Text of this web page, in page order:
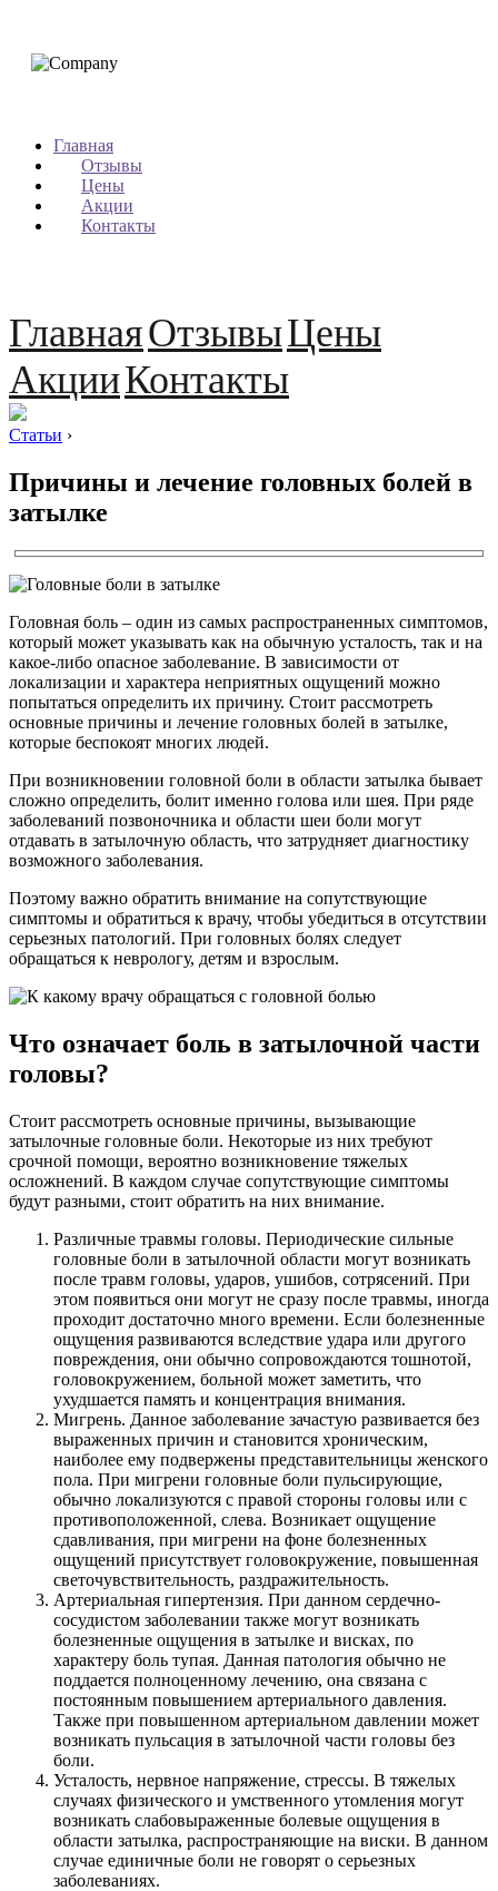
Главная
Отзывы
Цены
Акции
Контакты
ГлавнаяОтзывыЦены
АкцииКонтакты
Статьи ›
Причины и лечение головных болей в
затылке
Головная боль – один из самых распространенных симптомов,
который может указывать как на обычную усталость, так и на
какое-либо опасное заболевание. В зависимости от
локализации и характера неприятных ощущений можно
попытаться определить их причину. Стоит рассмотреть
основные причины и лечение головных болей в затылке,
которые беспокоят многих людей.
При возникновении головной боли в области затылка бывает
сложно определить, болит именно голова или шея. При ряде
заболеваний позвоночника и области шеи боли могут
отдавать в затылочную область, что затрудняет диагностику
возможного заболевания.
Поэтому важно обратить внимание на сопутствующие
симптомы и обратиться к врачу, чтобы убедиться в отсутствии
серьезных патологий. При головных болях следует
обращаться к неврологу, детям и взрослым.
Что означает боль в затылочной части
головы?
Стоит рассмотреть основные причины, вызывающие
затылочные головные боли. Некоторые из них требуют
срочной помощи, вероятно возникновение тяжелых
осложнений. В каждом случае сопутствующие симптомы
будут разными, стоит обратить на них внимание.
Различные травмы головы. Периодические сильные
головные боли в затылочной области могут возникать
после травм головы, ударов, ушибов, сотрясений. При
этом появиться они могут не сразу после травмы, иногда
проходит достаточно много времени. Если болезненные
ощущения развиваются вследствие удара или другого
повреждения, они обычно сопровождаются тошнотой,
головокружением, больной может заметить, что
ухудшается память и концентрация внимания.
Мигрень. Данное заболевание зачастую развивается без
выраженных причин и становится хроническим,
наиболее ему подвержены представительницы женского
пола. При мигрени головные боли пульсирующие,
обычно локализуются с правой стороны головы или с
противоположенной, слева. Возникает ощущение
сдавливания, при мигрени на фоне болезненных
ощущений присутствует головокружение, повышенная
светочувствительность, раздражительность.
Артериальная гипертензия. При данном сердечно-
сосудистом заболевании также могут возникать
болезненные ощущения в затылке и висках, по
характеру боль тупая. Данная патология обычно не
поддается полноценному лечению, она связана с
постоянным повышением артериального давления.
Также при повышенном артериальном давлении может
возникать пульсация в затылочной части головы без
боли.
Усталость, нервное напряжение, стрессы. В тяжелых
случаях физического и умственного утомления могут
возникать слабовыраженные болевые ощущения в
области затылка, распространяющие на виски. В данном
случае единичные боли не говорят о серьезных
заболеваниях.